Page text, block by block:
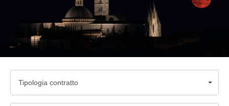
Tipologia contratto